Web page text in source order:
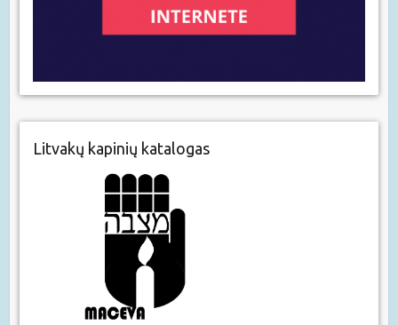
Litvakų kapinių katalogas